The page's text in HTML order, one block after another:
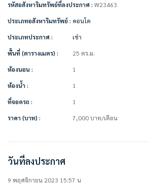
เครื่องใช้ไฟฟ้า/เฟอร์นิเจอร์พร้อมอยู่
• แอร์
• เครื่องทำน้ำอุ่น
• ตู้เย็น
• ไมโครเวฟ
• เครื่องซักผ้า
• digital door lock
• ผ้าม่านกันยูวี ฝั่งห้องนอน มู่ลี่ฝั่งระเบียงครัว
• ตู้เสื้อผ้า
• ตู้วางทีวีและชั้นวางของต่างๆ
สิ่งอำนวยความสะดวกในโครงการ
• สระว่ายน้ำ
รหัสอสังหาริมทรัพย์ที่ลงประกาศ : W23463
ประเภทอสังหาริมทรัพย์ : คอนโด
ประเภทประกาศ :
เช่า
พื้นที่ (ตารางเมตร) :
25 ตร.ม.
ห้องนอน :
1
ห้องน้ำ :
1
ที่จอดรถ :
1
ราคา (บาท) :
7,000บาท/เดือน
วันที่ลงประกาศ
9 พฤศจิกายน 2023 15:57 น